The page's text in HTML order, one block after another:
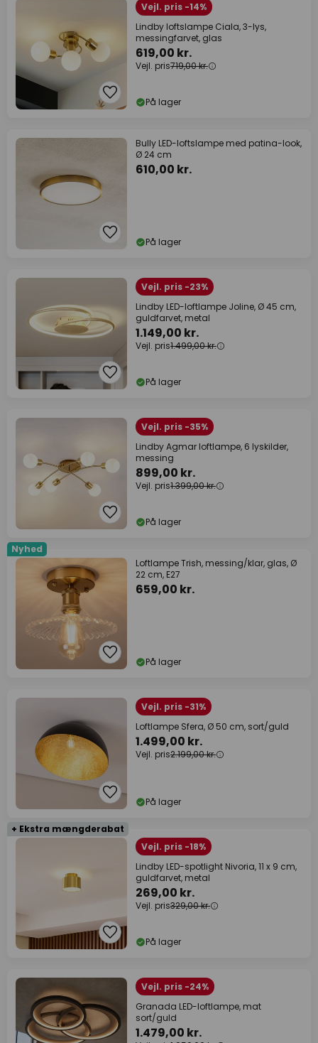
Vejl. pris -14%
Lindby loftslampe Ciala, 3-lys,
messingfarvet, glas
619,00 kr.
Vejl. pris719,00 kr.
På lager
Bully LED-loftslampe med patina-look,
Ø 24 cm
610,00 kr.
På lager
Vejl. pris -23%
Lindby LED-loftlampe Joline, Ø 45 cm,
guldfarvet, metal
1.149,00 kr.
Vejl. pris1.499,00 kr.
På lager
Vejl. pris -35%
Lindby Agmar loftlampe, 6 lyskilder,
messing
899,00 kr.
Vejl. pris1.399,00 kr.
På lager
Nyhed
Loftlampe Trish, messing/klar, glas, Ø
22 cm, E27
659,00 kr.
På lager
Vejl. pris -31%
Loftlampe Sfera, Ø 50 cm, sort/guld
1.499,00 kr.
Vejl. pris2.199,00 kr.
På lager
+ Ekstra mængderabat
Vejl. pris -18%
Lindby LED-spotlight Nivoria, 11 x 9 cm,
guldfarvet, metal
269,00 kr.
Vejl. pris329,00 kr.
På lager
Vejl. pris -24%
Granada LED-loftlampe, mat
sort/guld
1.479,00 kr.